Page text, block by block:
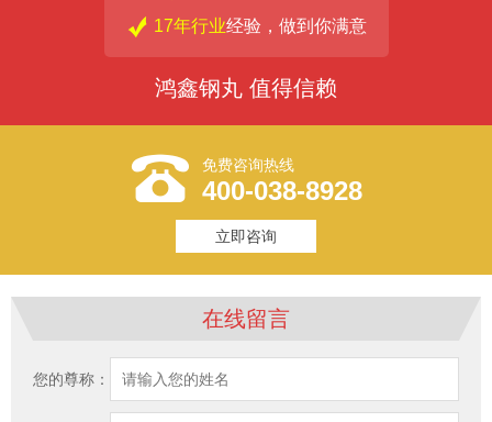
17年行业经验，做到你满意
鸿鑫钢丸 值得信赖
免费咨询热线
400-038-8928
立即咨询
在线留言
您的尊称：